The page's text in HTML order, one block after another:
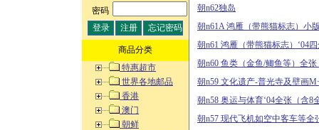
密码:
商品分类
特惠超市
世界各地邮品
香港
澳门
朝鲜
朝n62独岛
朝n61A 鸿雁（带熊猫标志）小
朝n61 鸿雁（带熊猫标志）‘04
朝n60 鱼类（金鱼/鲫鱼等）全
朝n59 文化遗产-普光寺及壁画
朝n58 奥运与体育‘04全张（含8
朝n57 现代飞机如空中客车等全